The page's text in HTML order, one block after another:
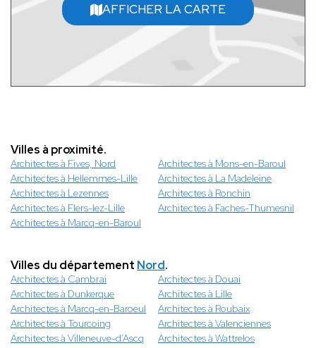
AFFICHER LA CARTE
Villes à proximité.
Architectes à Fives, Nord
Architectes à Mons-en-Baroul
Architectes à Hellemmes-Lille
Architectes à La Madeleine
Architectes à Lezennes
Architectes à Ronchin
Architectes à Flers-lez-Lille
Architectes à Faches-Thumesnil
Architectes à Marcq-en-Baroul
Villes du département Nord.
Architectes à Cambrai
Architectes à Douai
Architectes à Dunkerque
Architectes à Lille
Architectes à Marcq-en-Baroeul
Architectes à Roubaix
Architectes à Tourcoing
Architectes à Valenciennes
Architectes à Villeneuve-d’Ascq
Architectes à Wattrelos